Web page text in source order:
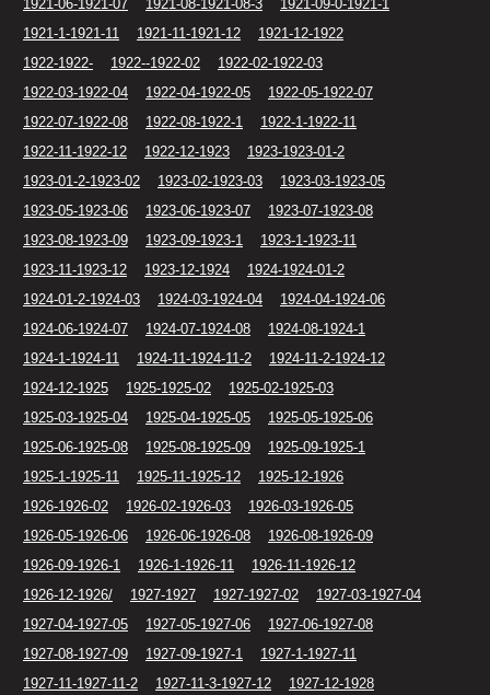
1921-06-1921-07
1921-08-1921-08-3
1921-09-0-1921-1
1921-1-1921-11
1921-11-1921-12
1921-12-1922
1922-1922-
1922--1922-02
1922-02-1922-03
1922-03-1922-04
1922-04-1922-05
1922-05-1922-07
1922-07-1922-08
1922-08-1922-1
1922-1-1922-11
1922-11-1922-12
1922-12-1923
1923-1923-01-2
1923-01-2-1923-02
1923-02-1923-03
1923-03-1923-05
1923-05-1923-06
1923-06-1923-07
1923-07-1923-08
1923-08-1923-09
1923-09-1923-1
1923-1-1923-11
1923-11-1923-12
1923-12-1924
1924-1924-01-2
1924-01-2-1924-03
1924-03-1924-04
1924-04-1924-06
1924-06-1924-07
1924-07-1924-08
1924-08-1924-1
1924-1-1924-11
1924-11-1924-11-2
1924-11-2-1924-12
1924-12-1925
1925-1925-02
1925-02-1925-03
1925-03-1925-04
1925-04-1925-05
1925-05-1925-06
1925-06-1925-08
1925-08-1925-09
1925-09-1925-1
1925-1-1925-11
1925-11-1925-12
1925-12-1926
1926-1926-02
1926-02-1926-03
1926-03-1926-05
1926-05-1926-06
1926-06-1926-08
1926-08-1926-09
1926-09-1926-1
1926-1-1926-11
1926-11-1926-12
1926-12-1926/
1927-1927 1927-1927-02
1927-03-1927-04
1927-04-1927-05
1927-05-1927-06
1927-06-1927-08
1927-08-1927-09
1927-09-1927-1
1927-1-1927-11
1927-11-1927-11-2
1927-11-3-1927-12 1927-12-1928